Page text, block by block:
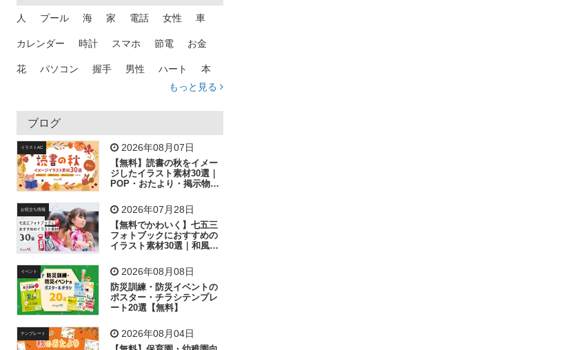
人 プール 海 家 電話 女性 車
カレンダー 時計 スマホ 節電 お金
花 パソコン 握手 男性 ハート 本
トラック 木
吹き出し
飛行機 グラフ ビル 魚 家族 書類
歩く 工場 会社 太陽 キラキラ
子供 作業員 葉 相談 ピクトグラム
もっと見る
ブログ
イラストAC 2026年08月07日
【無料】読書の秋をイメー
ジしたイラスト素材30選｜
POP・おたより・掲示物に
お役立ち情報 2026年07月28日
【無料でかわいく】七五三
フォトブックにおすすめの
イラスト素材30選｜和風の
イベント 2026年08月08日
防災訓練・防災イベントの
ポスター・チラシテンプレ
ート20選【無料】
テンプレート 2026年08月04日